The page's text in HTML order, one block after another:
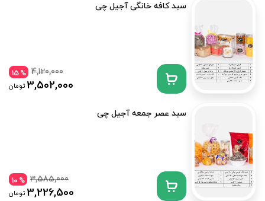
سبد کافه خانگی آجیل چی
4,120,000
%
15
3,502,000 تومان
سبد عصر جمعه آجیل چی
3,585,000
%
10
3,226,500 تومان